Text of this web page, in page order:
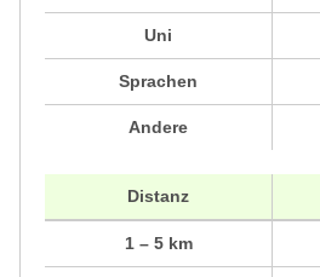
Uni
Sprachen
Andere
Distanz
1 – 5 km